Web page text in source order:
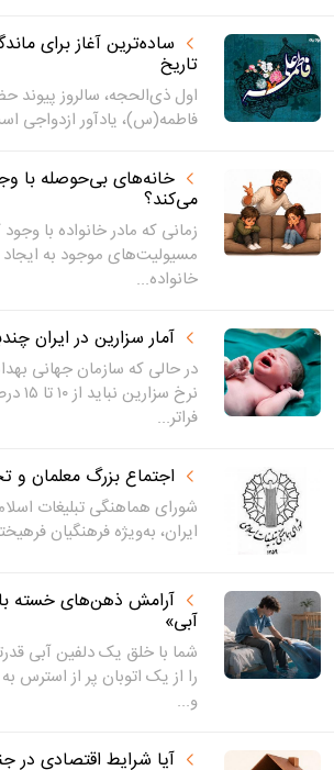
ساده‌ترین آغاز برای
تاریخ
اول ذی‌الحجه، سالروز
فاطمه(س)، یادآور ازدواجی
خانه‌های بی‌حوصله با
می‌کند؟
زمانی که مادر خانواده با
مسیولیت‌های موجود به
خانواده...
آمار سزارین در ایران
در حالی که سازمان جهانی
نرخ
فراتر...
اجتماع بزرگ معلمان و
شورای هماهنگی تبلیغات
ایران، به‌ویژه فرهنگیان
آرامش ذهن‌های خسته
آبی»
شما با خلق یک دلفین آبی
را از یک اتوبان پر از استرس
و...
آیا شرایط اقتصادی در